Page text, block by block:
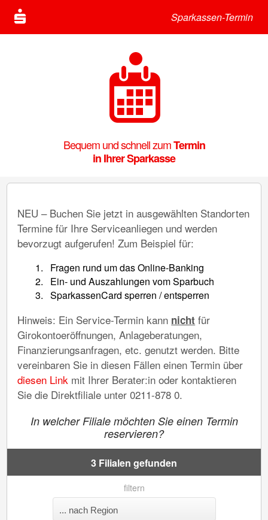
Sparkassen-Termin
Bequem und schnell zumTermin
in Ihrer Sparkasse
NEU – Buchen Sie jetzt in ausgewählten Standorten
Termine für Ihre Serviceanliegen und werden
bevorzugt aufgerufen! Zum Beispiel für:
Fragen rund um das Online-Banking
Ein- und Auszahlungen vom Sparbuch
SparkassenCard sperren / entsperren
Hinweis: Ein Service-Termin kann nicht für
Girokontoeröffnungen, Anlageberatungen,
Finanzierungsanfragen, etc. genutzt werden. Bitte
vereinbaren Sie in diesen Fällen einen Termin über
diesen Link mit Ihrer Berater:in oder kontaktieren
Sie die Direktfiliale unter 0211-878 0.
In welcher Filiale möchten Sie einen Termin
reservieren?
3 Filialen gefunden
filtern